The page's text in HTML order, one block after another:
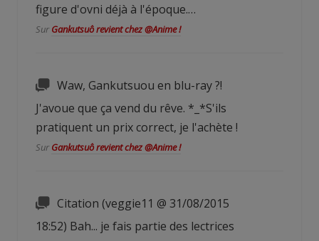
figure d'ovni déjà à l'époque.…
Sur Gankutsuô revient chez @Anime !
Waw, Gankutsuou en blu-ray ?!
J'avoue que ça vend du rêve. *_*S'ils
pratiquent un prix correct, je l'achète !
Sur Gankutsuô revient chez @Anime !
Citation (veggie11 @ 31/08/2015
18:52) Bah... je fais partie des lectrices